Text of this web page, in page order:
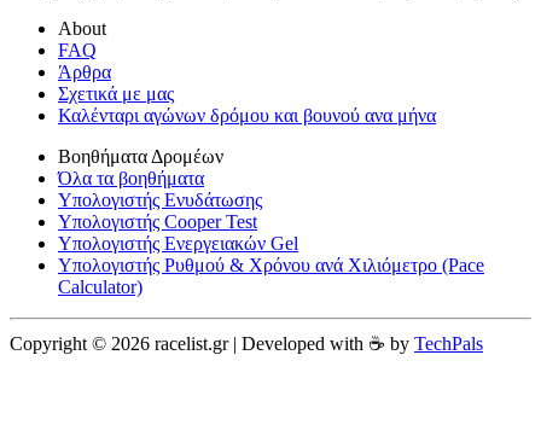
About
FAQ
Άρθρα
Σχετικά με μας
Καλένταρι αγώνων δρόμου και βουνού ανα μήνα
Βοηθήματα Δρομέων
Όλα τα βοηθήματα
Υπολογιστής Ενυδάτωσης
Υπολογιστής Cooper Test
Υπολογιστής Ενεργειακών Gel
Υπολογιστής Ρυθμού & Χρόνου ανά Χιλιόμετρο (Pace
Calculator)
Copyright © 2026 racelist.gr | Developed with ☕️ by TechPals